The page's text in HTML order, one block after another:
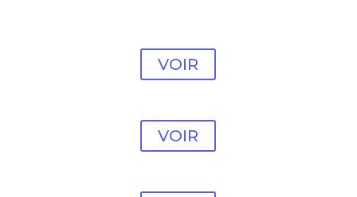
VOIR
Modèle vente en ligne
VOIR
Modèle vente en ligne